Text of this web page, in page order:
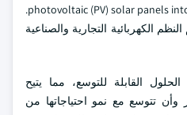
photovoltaic (PV) solar panels into alternating current electricity.
الكهربائية التجارية والصناعية
القابلة للتوسع، مما يتيح
تتوسع مع نمو احتياجاتها من